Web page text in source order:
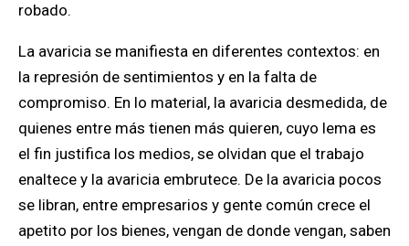
robado.
La avaricia se manifiesta en diferentes contextos: en
la represión de sentimientos y en la falta de
compromiso. En lo material, la avaricia desmedida, de
quienes entre más tienen más quieren, cuyo lema es
el fin justifica los medios, se olvidan que el trabajo
enaltece y la avaricia embrutece. De la avaricia pocos
se libran, entre empresarios y gente común crece el
apetito por los bienes, vengan de donde vengan, saben